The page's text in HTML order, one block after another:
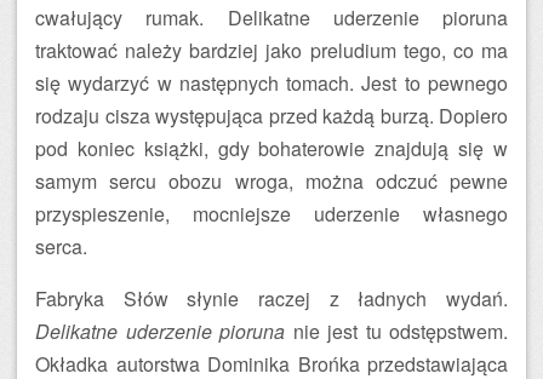
cwałujący rumak. Delikatne uderzenie pioruna
traktować należy bardziej jako preludium tego, co ma
się wydarzyć w następnych tomach. Jest to pewnego
rodzaju cisza występująca przed każdą burzą. Dopiero
pod koniec książki, gdy bohaterowie znajdują się w
samym sercu obozu wroga, można odczuć pewne
przyspieszenie, mocniejsze uderzenie własnego
serca.
Fabryka Słów słynie raczej z ładnych wydań.
Delikatne uderzenie pioruna nie jest tu odstępstwem.
Okładka autorstwa Dominika Brońka przedstawiająca